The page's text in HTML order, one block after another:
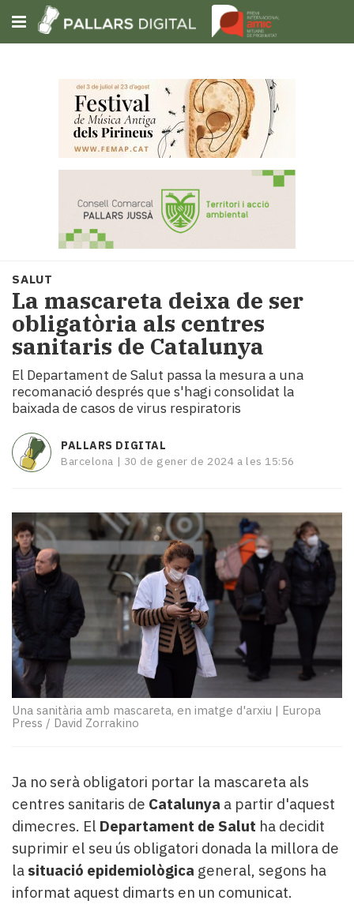
Subscriu-t'hi
Portada
Societat
Política
i
municipis
Economia
turisme
Cultura
Mai
tant!
TV
mitjans
El
temps
Reportatges
Entrevistes
Enquestes
escena!
Dis
la
teva!
Subscriptors
La
Pallars
Contingut
patrocinat
més
llegit...
Editorial
SALUT
La mascareta deixa de ser
obligatòria als centres
sanitaris de Catalunya
El Departament de Salut passa la mesura a una
recomanació després que s'hagi consolidat la
baixada de casos de virus respiratoris
PALLARS DIGITAL
Barcelona | 30 de gener de 2024 a les 15:56
Una sanitària amb mascareta, en imatge d'arxiu | Europa
Press / David Zorrakino
Ja no serà obligatori portar la mascareta als
centres sanitaris de Catalunya a partir d'aquest
dimecres. El Departament de Salut ha decidit
suprimir el seu ús obligatori donada la millora de
la situació epidemiològica general, segons ha
informat aquest dimarts en un comunicat.